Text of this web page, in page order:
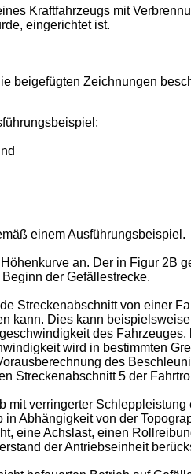
Kraftfahrzeugs mit
eingerichtet ist.
beigefügten Zeichnungen
einem Ausführungsbeispiel.
an. Der in Figur 2B
der Gefällestrecke.
Streckenabschnitt von einer
kann. Dies kann
des
wird in bestimmten
des
Streckenabschnitt 5 der
verringerter
Abhängigkeit von der
eine Achslast, einen
der Antriebseinheit